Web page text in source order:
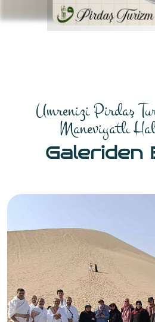
Umrenizi Pirdaş
Maneviyatlı
Galeriden